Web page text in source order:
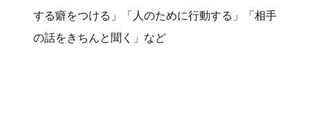
する癖をつける」「人のために行動する」「相手
の話をきちんと聞く」など